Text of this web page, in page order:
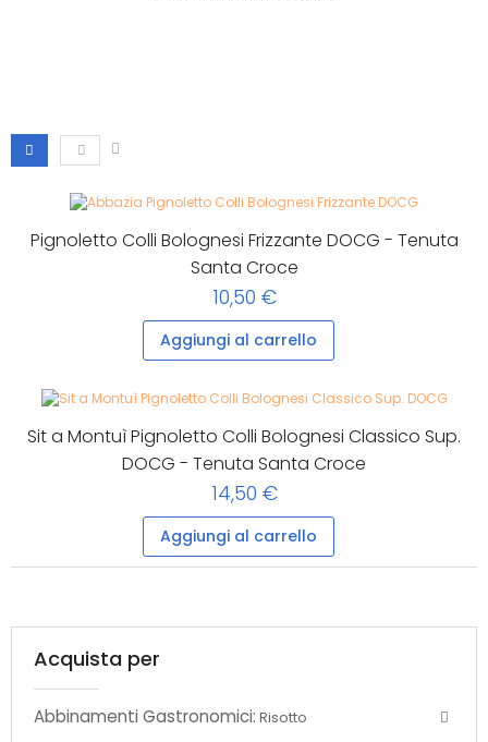
Pignoletto Colli Bolognesi Frizzante DOCG - Tenuta
Santa Croce
10,50 €
Aggiungi al carrello
Sit a Montuì Pignoletto Colli Bolognesi Classico Sup.
DOCG - Tenuta Santa Croce
14,50 €
Aggiungi al carrello
Acquista per
Abbinamenti Gastronomici: Risotto